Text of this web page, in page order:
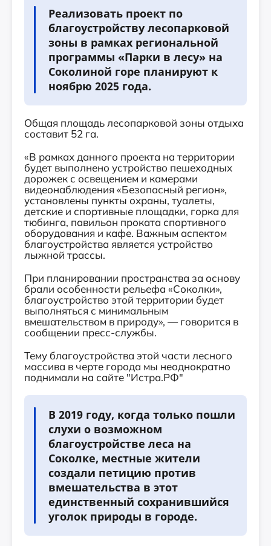
Реализовать проект по
благоустройству лесопарковой
зоны в рамках региональной
программы «Парки в лесу» на
Соколиной горе планируют к
ноябрю 2025 года.
Общая площадь лесопарковой зоны отдыха
составит 52 га.
«В рамках данного проекта на территории
будет выполнено устройство пешеходных
дорожек с освещением и камерами
видеонаблюдения «Безопасный регион»,
установлены пункты охраны, туалеты,
детские и спортивные площадки, горка для
тюбинга, павильон проката спортивного
оборудования и кафе. Важным аспектом
благоустройства является устройство
лыжной трассы.
При планировании пространства за основу
брали особенности рельефа «Соколки»,
благоустройство этой территории будет
выполняться с минимальным
вмешательством в природу», — говорится в
сообщении пресс-службы.
Тему благоустройства этой части лесного
массива в черте города мы неоднократно
поднимали на сайте "Истра.РФ"
В 2019 году, когда только пошли
слухи о возможном
благоустройстве леса на
Соколке, местные жители
создали петицию против
вмешательства в этот
единственный сохранившийся
уголок природы в городе.